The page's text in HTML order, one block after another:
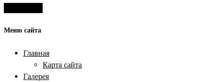
Меню сайта
Главная
Карта сайта
Галерея